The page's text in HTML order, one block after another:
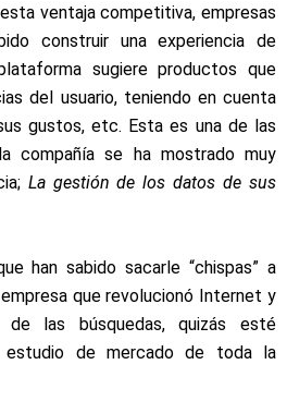
ventaja competitiva, empresas
construir una experiencia de
sugiere productos que
del usuario, teniendo en cuenta
gustos, etc. Esta es una de las
compañía se ha mostrado muy
La gestión de los datos de sus
han sabido sacarle “chispas” a
que revolucionó Internet y
de las búsquedas, quizás esté
estudio de mercado de toda la